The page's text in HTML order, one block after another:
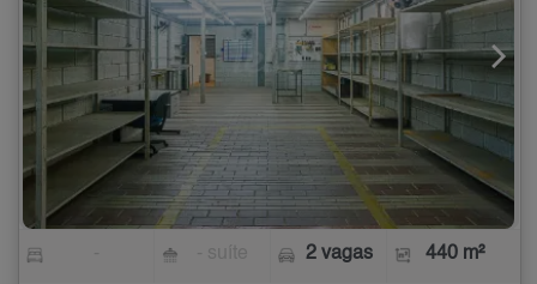
2 vagas 440 m²